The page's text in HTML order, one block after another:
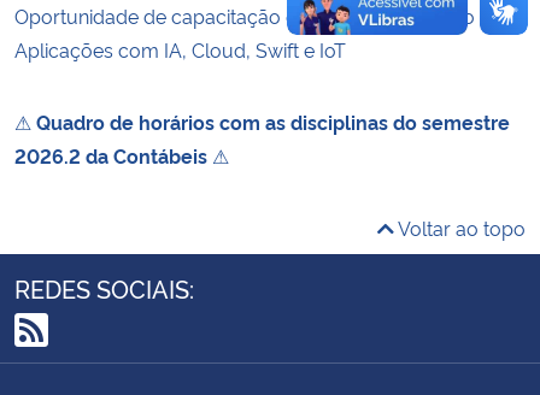
Oportunidade de capacitação em Desenvolvimento de
Aplicações com IA, Cloud, Swift e IoT
⚠ Quadro de horários com as disciplinas do semestre
2026.2 da Contábeis ⚠
Voltar ao topo
REDES SOCIAIS:
RSS